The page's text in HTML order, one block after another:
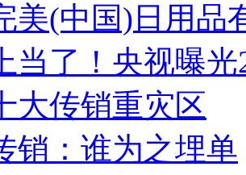
美(中国)日用品
当了！央视曝
大传销重灾区
销：谁为之埋单